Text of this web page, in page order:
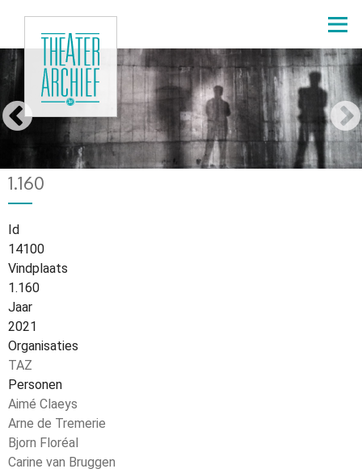
naar
inhoud
gaan
Bart Baele
Kruimelpad
866
1.160
Id
14100
Vindplaats
1.160
Jaar
2021
Organisaties
TAZ
Personen
Aimé Claeys
Arne de Tremerie
Bjorn Floréal
Carine van Bruggen